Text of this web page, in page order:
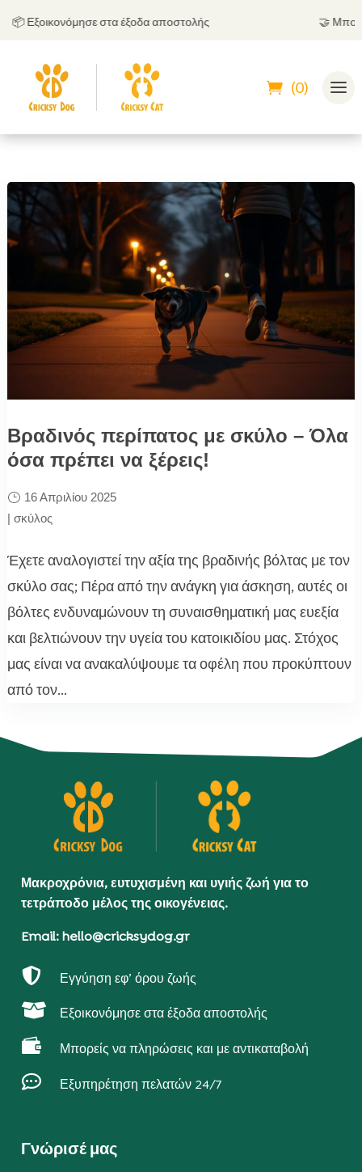
Εξοικονόμησε στα έξοδα αποστολής Μπορείς
(0)
Βραδινός περίπατος με σκύλο – Όλα
όσα πρέπει να ξέρεις!
16 Απριλίου 2025
| σκύλος
Έχετε αναλογιστεί την αξία της βραδινής βόλτας με τον
σκύλο σας; Πέρα από την ανάγκη για άσκηση, αυτές οι
βόλτες ενδυναμώνουν τη συναισθηματική μας ευεξία
και βελτιώνουν την υγεία του κατοικιδίου μας. Στόχος
μας είναι να ανακαλύψουμε τα οφέλη που προκύπτουν
από τον...
Μακροχρόνια, ευτυχισμένη και υγιής ζωή για το
τετράποδο μέλος της οικογένειας.
Email: hello@cricksydog.gr
 Εγγύηση εφ’ όρου ζωής
 Εξοικονόμησε στα έξοδα αποστολής
 Μπορείς να πληρώσεις και με αντικαταβολή
 Εξυπηρέτηση πελατών 24/7
Γνώρισέ μας